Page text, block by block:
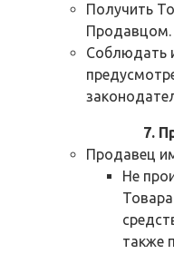
Получить
Продавцом.
Соблюдать
7.
Продавец
Не
также